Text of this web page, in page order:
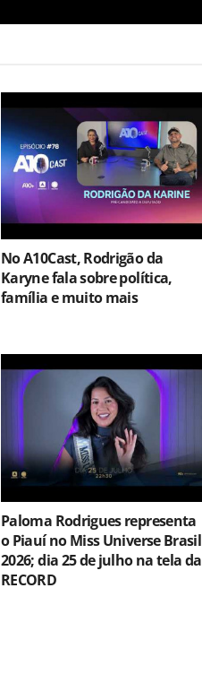
No A10Cast, Rodrigão da
Karyne fala sobre política,
família e muito mais
Paloma Rodrigues representa
o Piauí no Miss Universe Brasil
2026; dia 25 de julho na tela da
RECORD